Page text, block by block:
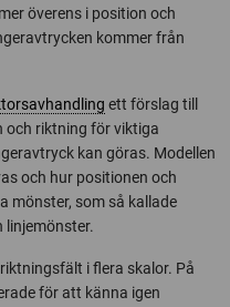
överens i position och
kommer från
ett förslag till
och riktning för viktiga
kan göras. Modellen
och hur positionen och
mönster, som så kallade
linjemönster.
i flera skalor. På
för att känna igen